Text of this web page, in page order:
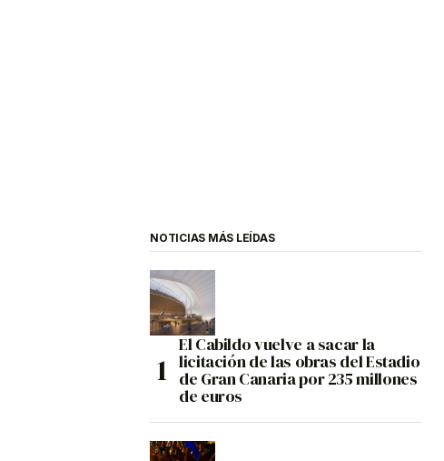
NOTICIAS MÁS LEÍDAS
El Cabildo vuelve a sacar la
licitación de las obras del Estadio
de Gran Canaria por 235 millones
de euros